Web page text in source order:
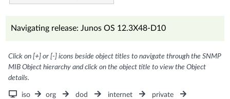
Navigating release: Junos OS 12.3X48-D10
Click on [+] or [-] icons beside object titles to navigate through the SNMP
MIB Object hierarchy and click on the object title to view the Object
details.
iso org dod internet
private